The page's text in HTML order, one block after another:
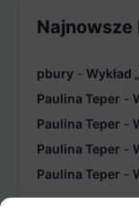
pbury - Wykład
Paulina Teper -
Paulina Teper -
Paulina Teper -
Paulina Teper -